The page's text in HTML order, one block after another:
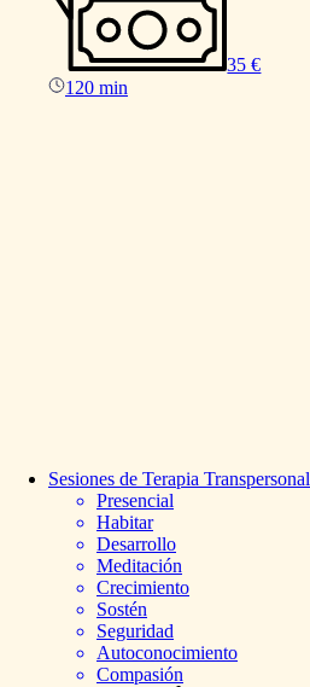
35 €
120 min
Sesiones de Terapia Transpersonal
Presencial
Habitar
Desarrollo
Meditación
Crecimiento
Sostén
Seguridad
Autoconocimiento
Compasión